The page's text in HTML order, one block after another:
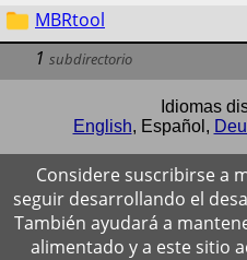
MBRtool
1 subdirectorio
Idiomas
English, Español ,
Considere suscribirse a
seguir desarrollando el
También ayudará a
alimentado y a este sitio